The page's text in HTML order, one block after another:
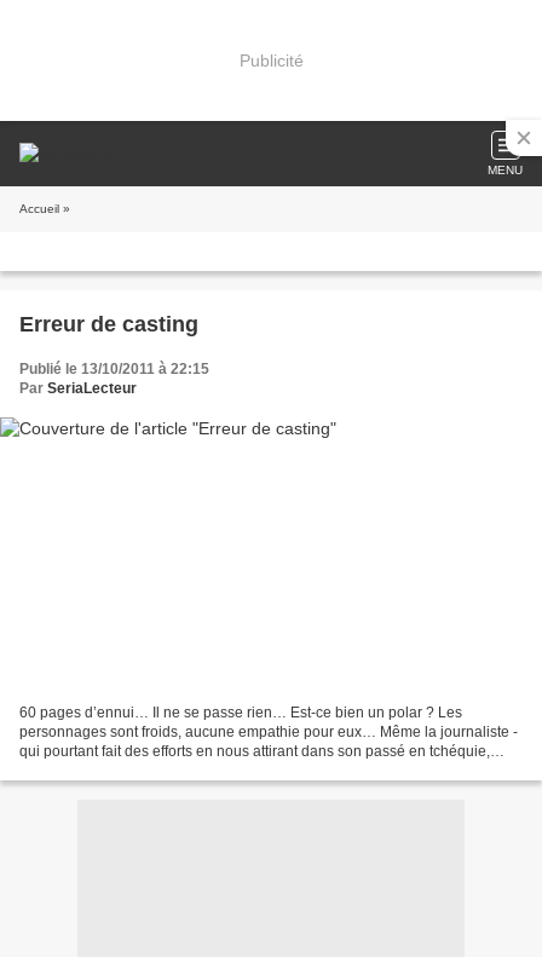
Publicité
MENU
Accueil »
Erreur de casting
Publié le 13/10/2011 à 22:15
Par SeriaLecteur
60 pages d’ennui… Il ne se passe rien… Est-ce bien un polar ? Les
personnages sont froids, aucune empathie pour eux… Même la journaliste -
qui pourtant fait des efforts en nous attirant dans son passé en tchéquie,